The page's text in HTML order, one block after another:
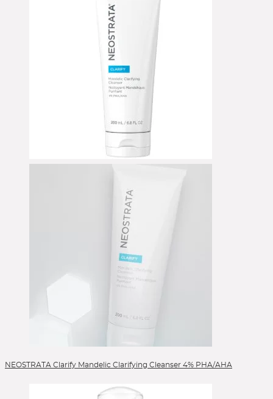
NEOSTRATA Clarify Mandelic Clarifying Cleanser 4% PHA/AHA